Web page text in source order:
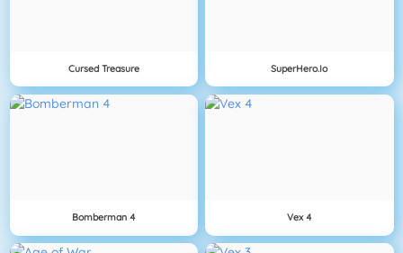
Cursed Treasure SuperHero.io
Bomberman 4 Vex 4